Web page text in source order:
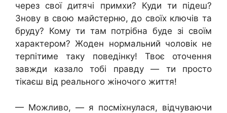
через свої дитячі примхи? Куди ти підеш?
Знову в свою майстерню, до своїх ключів та
бруду? Кому ти там потрібна буде зі своїм
характером? Жоден нормальний чоловік не
терпітиме таку поведінку! Твоє оточення
завжди казало тобі правду — ти просто
тікаєш від реального жіночого життя!
— Можливо, — я посміхнулася, відчуваючи